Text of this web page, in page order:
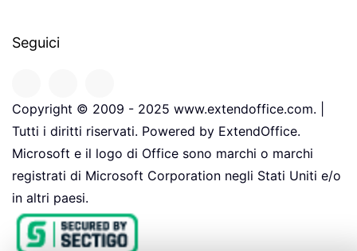
Seguici
Copyright © 2009 - 2025 www.extendoffice.com. |
Tutti i diritti riservati. Powered by ExtendOffice.
Microsoft e il logo di Office sono marchi o marchi
registrati di Microsoft Corporation negli Stati Uniti e/o
in altri paesi.